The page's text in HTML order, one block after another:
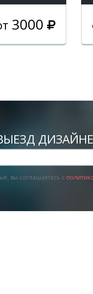
3000
вы соглашаетесь с